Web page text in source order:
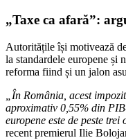
„Taxe ca afară”:
Autoritățile își motivează
la standardele europene și
reforma fiind și un jalon
„În România, acest
aproximativ 0,55% din
europene este de peste
recent premierul Ilie